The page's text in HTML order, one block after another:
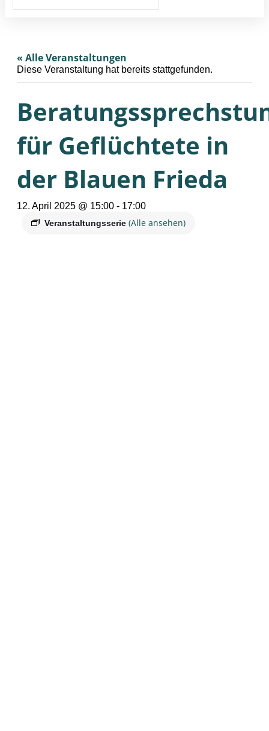
« Alle Veranstaltungen
Diese Veranstaltung hat bereits stattgefunden.
für Geflüchtete in
der Blauen Frieda
12. April 2025 @ 15:00 - 17:00
Veranstaltungsserie (Alle ansehen)